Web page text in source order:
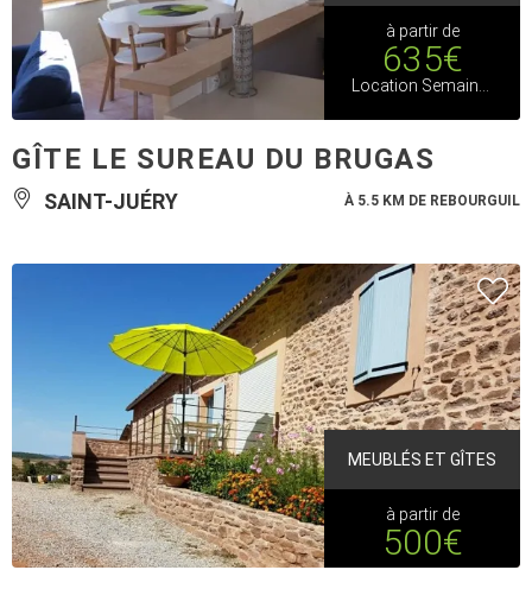
à partir de
635€
GÎTE LE SUREAU DU BRUGAS
SAINT-JUÉRY À 5.5 KM DE REBOURGUIL
MEUBLÉS ET GÎTES
à partir de
500€